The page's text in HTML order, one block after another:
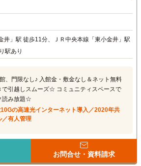
井」駅 徒歩11分、ＪＲ中央本線「東小金井」駅
駅あり
、門限なし♪ 入館金・敷金なし＆ネット無料
で引越しスムーズ☆ コミュニティスペースで
読み放題☆
の高速光インターネット導入／2020年共
／有人管理
お問合せ・資料請求